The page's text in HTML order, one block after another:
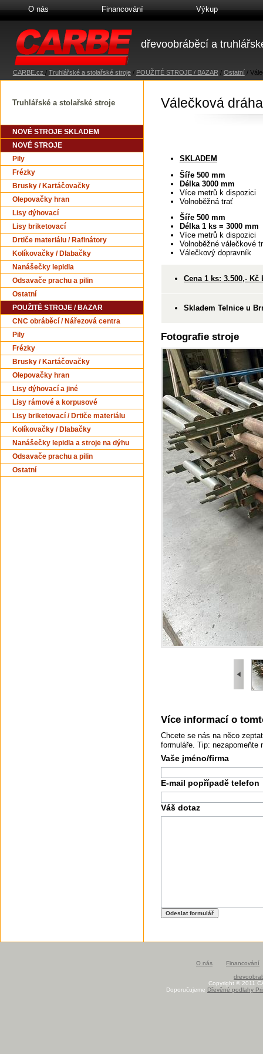
O nás Financování Výkup
dřevoobráběcí a
CARBE.cz / Truhlářské a stolařské stroje / POUŽITÉ STROJE / BAZAR / Ostatní /
Truhlářské a stolařské stroje
NOVÉ STROJE SKLADEM
NOVÉ STROJE
Pily
Frézky
Brusky / Kartáčovačky
Olepovačky hran
Lisy dýhovací
Lisy briketovací
Drtiče materiálu / Rafinátory
Kolíkovačky / Dlabačky
Nanášečky lepidla
Odsavače prachu a pilin
Ostatní
POUŽITÉ STROJE / BAZAR
CNC obráběcí / Nářezová centra
Pily
Frézky
Brusky / Kartáčovačky
Olepovačky hran
Lisy dýhovací a jiné
Lisy rámové a korpusové
Lisy briketovací / Drtiče materiálu
Kolíkovačky / Dlabačky
Nanášečky lepidla a stroje na dýhu
Odsavače prachu a pilin
Ostatní
Válečková
SKLADEM
Šíře 500 mm
Délka 3000 mm
Více metrů k dispozici
Volnoběžná trať
Šíře 500 mm
Délka 1 ks = 3000 mm
Více metrů k dispozici
Volnoběžné válečkové
Válečkový dopravník
Cena 1 ks: 3.500,- Kč
Skladem Telnice u
Fotografie stroje
Více informací o
Chcete se nás na něco
formuláře. Tip:
Vaše jméno/firma
E-mail popřípadě telefon
Váš dotaz
O nás Financování
Copyright © 2011
Doporučujeme Dřevěné podlahy